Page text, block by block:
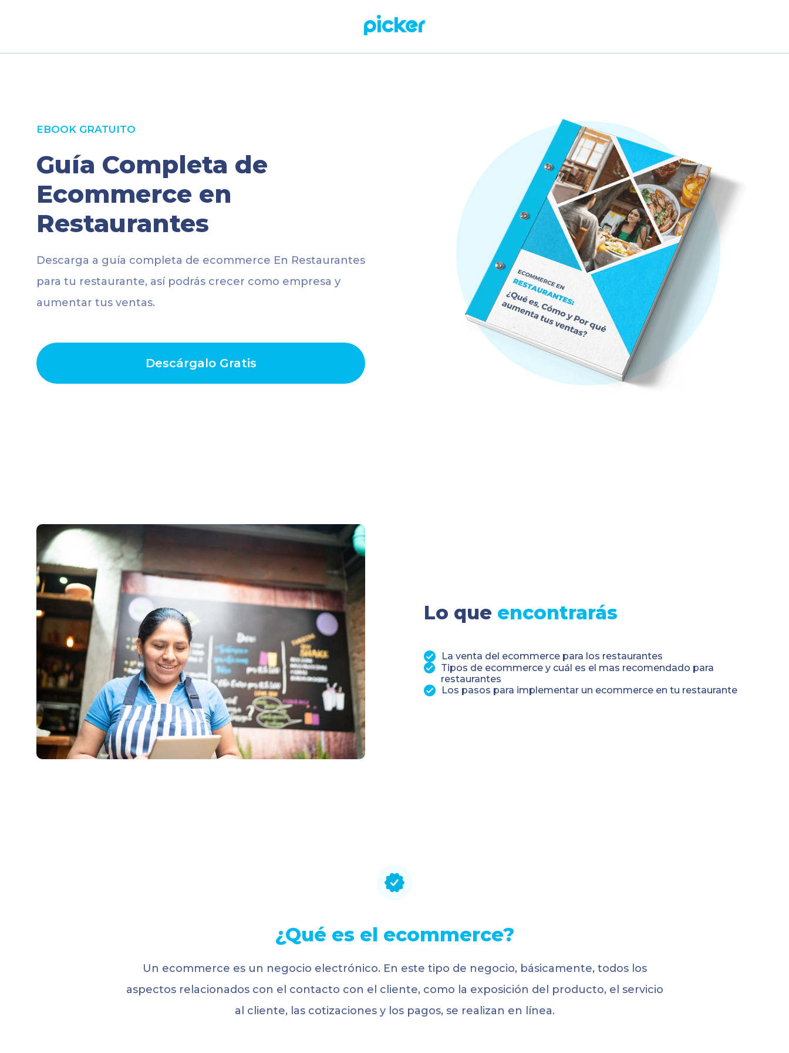
Picker
EBOOK GRATUITO
Guía Completa de
Ecommerce en
Restaurantes
Descarga a guía completa de ecommerce En Restaurantes
para tu restaurante, así podrás crecer como empresa y
aumentar tus ventas.
Descárgalo Gratis
Lo que encontrarás
La venta del ecommerce para los restaurantes
Tipos de ecommerce y cuál es el mas recomendado para
restaurantes
Los pasos para implementar un ecommerce en tu restaurante
¿Qué es el ecommerce?
Un ecommerce es un negocio electrónico. En este tipo de negocio, básicamente, todos los
aspectos relacionados con el contacto con el cliente, como la exposición del producto, el servicio
al cliente, las cotizaciones y los pagos, se realizan en línea.